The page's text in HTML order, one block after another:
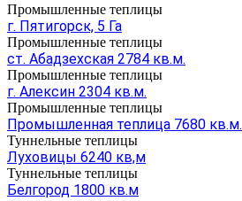
Промышленные теплицы
г. Пятигорск, 5 Га
Промышленные теплицы
ст. Абадзехская 2784 кв.м.
Промышленные теплицы
г. Алексин 2304 кв.м.
Промышленные теплицы
Промышленная теплица 7680 кв.м.
Туннельные теплицы
Луховицы 6240 кв,м
Туннельные теплицы
Белгород 1800 кв.м